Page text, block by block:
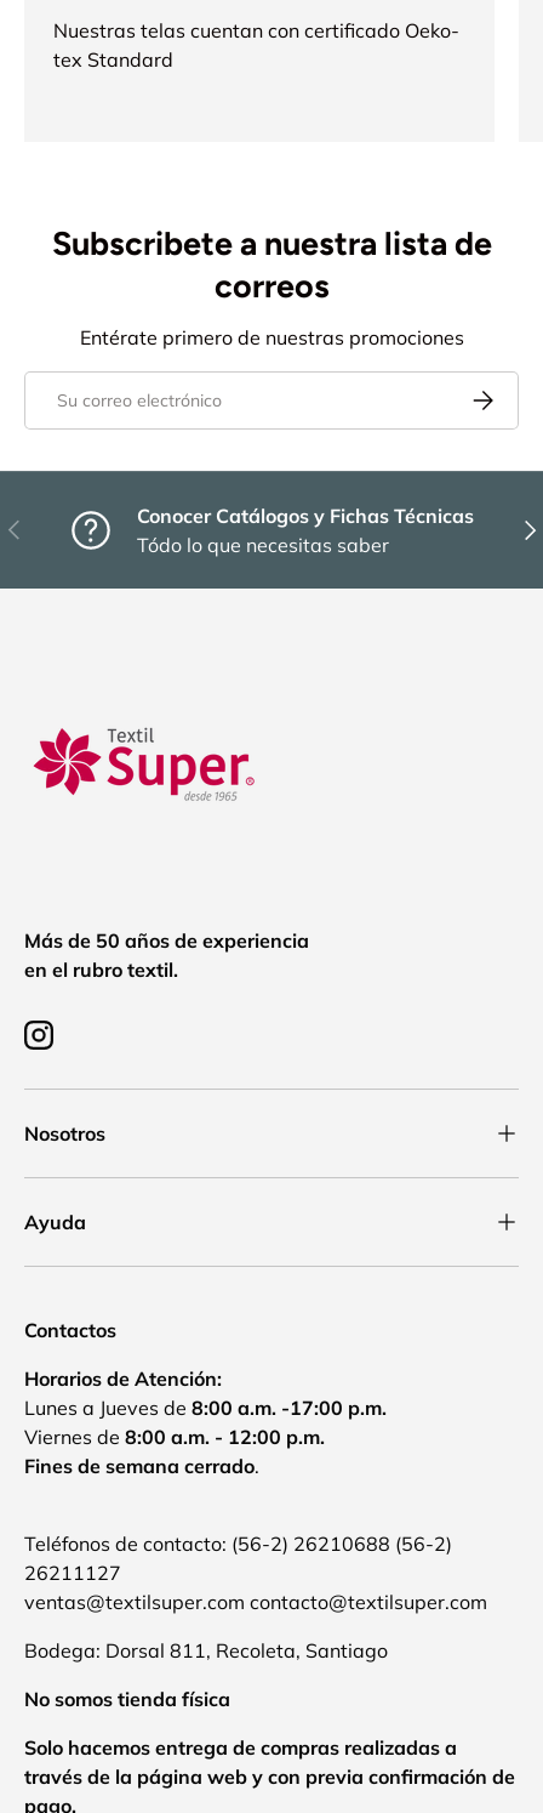
Nuestras telas cuentan con certificado Oeko-
tex Standard
Subscribete a nuestra lista de
correos
Entérate primero de nuestras promociones
Anterior
Conocer Catálogos y Fichas Técnicas
Tódo lo que necesitas saber
Más de 50 años de experiencia
en el rubro textil.
Instagram
Nosotros
Ayuda
Contactos
Horarios de Atención:
Lunes a Jueves de 8:00 a.m. -17:00 p.m.
Viernes de 8:00 a.m. - 12:00 p.m.
Fines de semana cerrado.
Teléfonos de contacto: (56-2) 26210688 (56-2)
26211127
ventas@textilsuper.com contacto@textilsuper.com
Bodega: Dorsal 811, Recoleta, Santiago
No somos tienda física
Solo hacemos entrega de compras realizadas a
través de la página web y con previa confirmación de
pago.